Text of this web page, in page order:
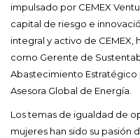
impulsado por CEMEX
capital de riesgo e
integral y activo de
como Gerente de
Abastecimiento Estratégico
Asesora Global de Energía.
Los temas de igualdad de
mujeres han sido su pasión